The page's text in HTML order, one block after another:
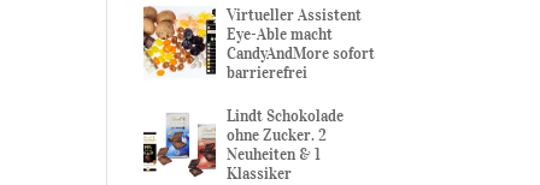
Virtueller Assistent
Eye-Able macht
CandyAndMore sofort
barrierefrei
Lindt Schokolade
ohne Zucker. 2
Neuheiten & 1
Klassiker